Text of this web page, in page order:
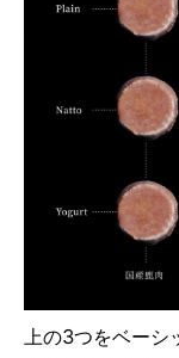
上の3つをベーシ